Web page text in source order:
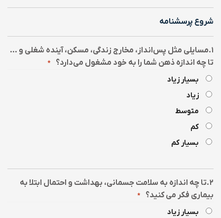
شروع پرسشنامه
۱.مسایلی مثل پس‌انداز، مخارج زندگی، مسکن، آینده شغلی و …
تا چه اندازه ذهن شما را به خود مشغول می‌دارد؟
*
بسیار زیاد
زیاد
متوسط
کم
بسیار کم
۲.تا چه اندازه به سلامت جسمانی، بهداشت و احتمال ابتلا به
بیماری فکر می کنید؟
*
بسیار زیاد